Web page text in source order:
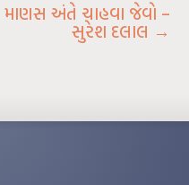
માણસ અંતે ચાહવા જેવો –
સુરેશ દલાલ →